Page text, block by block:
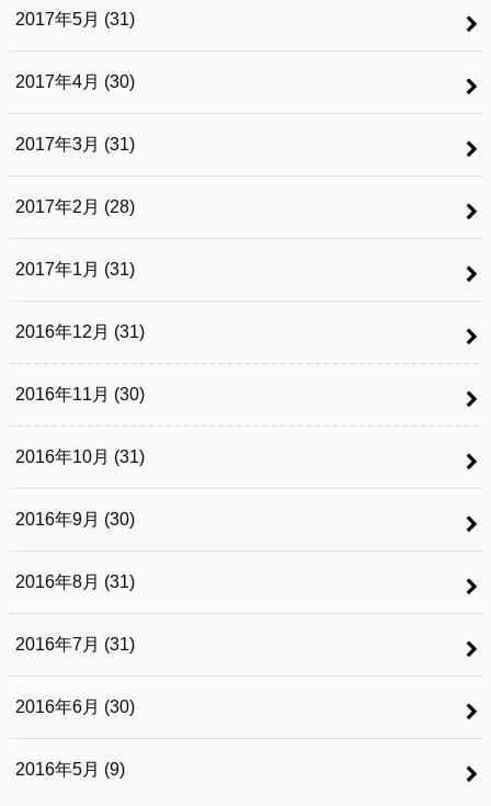
2017年5月 (31)
2017年4月 (30)
2017年3月 (31)
2017年2月 (28)
2017年1月 (31)
2016年12月 (31)
2016年11月 (30)
2016年10月 (31)
2016年9月 (30)
2016年8月 (31)
2016年7月 (31)
2016年6月 (30)
2016年5月 (9)